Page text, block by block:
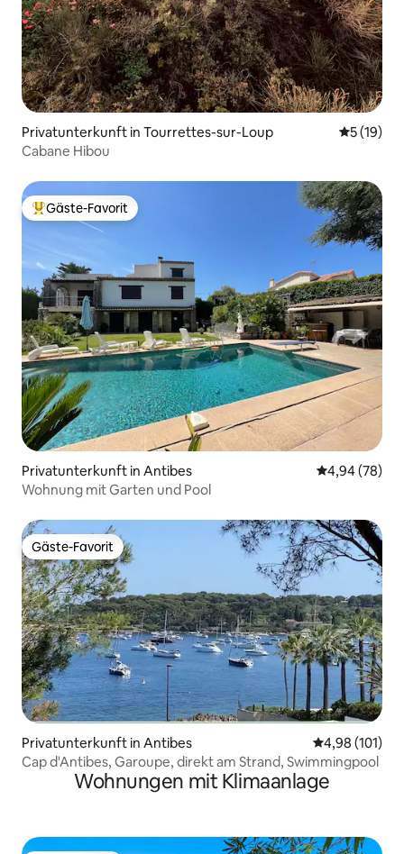
Privatunterkunft in Tourrettes-sur-Loup
5 (19)
Cabane Hibou
Beliebter Gäste-Favorit.
Gäste-Favorit
Privatunterkunft in Antibes
4,94 (78)
Wohnung mit Garten und Pool
Gäste-Favorit
Gäste-Favorit
Privatunterkunft in Antibes
4,98 (101)
Cap d'Antibes, Garoupe, direkt am Strand, Swimmingpool
Wohnungen mit Klimaanlage